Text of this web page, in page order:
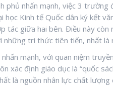
phủ nhấn mạnh, việc 3 trường
học Kinh tế Quốc dân ký kết
tác giữa hai bên. Điều này
những tri thức tiên tiến, nhất là
mạnh, với quan niệm
xác định giáo dục là “quốc
là nguồn nhân lực chất